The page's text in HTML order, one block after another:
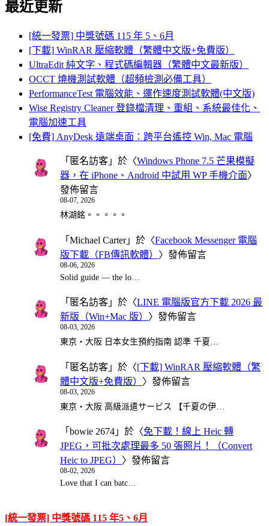
最近更新
[統一發票] 中獎號碼 115 年 5、6月
[下載] WinRAR 壓縮軟體（繁體中文版+免費版）
UltraEdit 純文字、程式碼編輯器（繁體中文最新版）
OCCT 燒機測試軟體（超頻檢測必備工具）
PerformanceTest 電腦效能、運作速度測試軟體(中文版)
Wise Registry Cleaner 登錄檔清理、重組、系統最佳化、
電腦加速工具
[免費] AnyDesk 遠端桌面：跨平台遙控 Win, Mac 電腦
「 匿名訪客 」於〈Windows Phone 7.5 芒果模擬
器，在 iPhone、Android 中試用 WP 手機介面〉
發佈留言
08-07, 2026
林湖銘。。。。。
「 Michael Carter」於〈Facebook Messenger 電腦
版下載（FB傳訊軟體） 〉發佈留言
08-06, 2026
Solid guide — the lo…
「 匿名訪客 」於〈LINE 電腦版官方下載 2026 最
新版（Win+Mac 版） 〉發佈留言
08-03, 2026
東京・大阪 日本女生預約指南 認準 千夏…
「 匿名訪客 」於〈[下載] WinRAR 壓縮軟體（繁
體中文版+免費版） 〉發佈留言
08-03, 2026
東京・大阪 高級派遣サービス 【千夏の伊…
「 bowie 2674 」於〈免下載！線上 Heic 轉
JPEG，可批次處理最多 50 張照片！（Convert
Heic to JPEG） 〉發佈留言
08-02, 2026
Love that I can batc…
[統一發票] 中獎號碼 115 年5、6月